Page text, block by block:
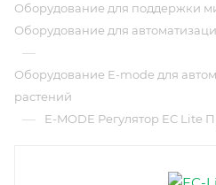
Оборудование для поддержки
Оборудование для
—
Оборудование E-mode для
растений
— E-MODE Регулятор EC